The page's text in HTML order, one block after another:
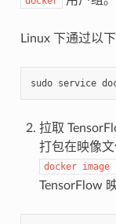
Linux 下通过以
sudo service
拉取
打包在映像
docker image
TensorFlow